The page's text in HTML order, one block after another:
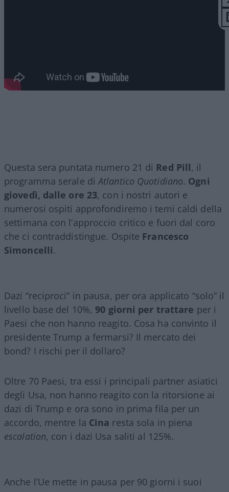
Questa sera puntata numero 21 di Red Pill, il
programma serale diAtlantico Quotidiano. Ogni
giovedì, dalle ore 23, con i nostri autori e
numerosi ospiti approfondiremo i temi caldi della
settimana con l’approccio critico e fuori dal coro
che ci contraddistingue. Ospite Francesco
Simoncelli.
Dazi “reciproci” in pausa, per ora applicato “solo” il
livello base del 10%, 90 giorni per trattare per i
Paesi che non hanno reagito. Cosa ha convinto il
presidente Trump a fermarsi? Il mercato dei
bond? I rischi per il dollaro?
Oltre 70 Paesi, tra essi i principali partner asiatici
degli Usa, non hanno reagito con la ritorsione ai
dazi di Trump e ora sono in prima fila per un
accordo, mentre la Cina resta sola in piena
escalation, con i dazi Usa saliti al 125%.
Anche l’Ue mette in pausa per 90 giorni i suoi